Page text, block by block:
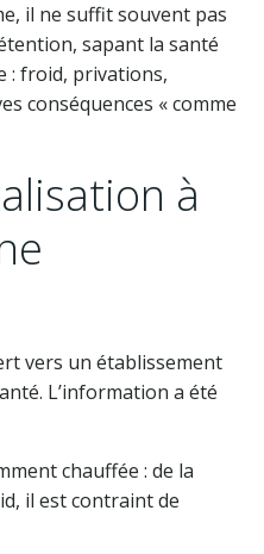
il ne suffit souvent pas
sapant la santé
: froid, privations,
conséquences « comme
à
vers un établissement
L’information a été
chauffée : de la
il est contraint de